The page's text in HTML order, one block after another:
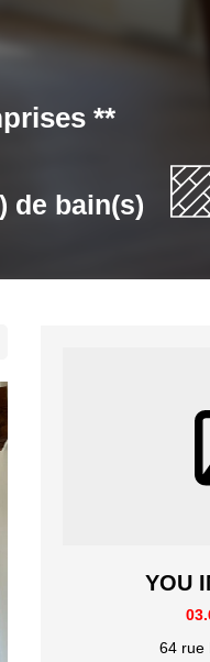
**
de bain(s)
YOU
64 rue